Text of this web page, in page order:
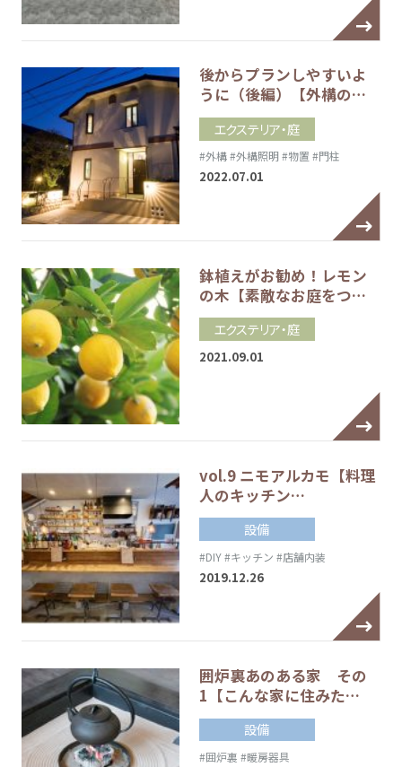
後からプランしやすいよ
うに（後編）【外構の…
エクステリア・庭
#外構#外構照明 #物置 #門柱
2022.07.01
鉢植えがお勧め！レモン
の木【素敵なお庭をつ…
エクステリア・庭
2021.09.01
vol.9 ニモアルカモ【料理
人のキッチン…
設備
#DIY#キッチン #店舗内装
2019.12.26
囲炉裏あのある家 その
1【こんな家に住みた…
設備
#囲炉裏 #暖房器具